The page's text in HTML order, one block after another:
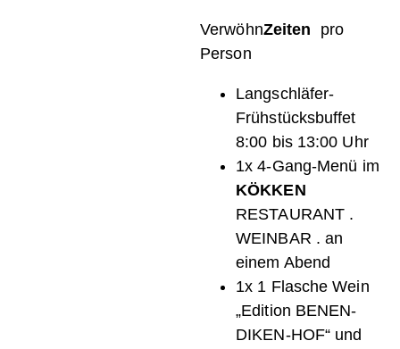
VerwöhnZeiten pro
Person
Langschläfer-
Frühstücksbuffet
8:00 bis 13:00 Uhr
1x 4-Gang-Menü im
KÖKKEN
RESTAURANT .
WEINBAR . an
einem Abend
1x 1 Flasche Wein
„Edition BENEN-
DIKEN-HOF“ und